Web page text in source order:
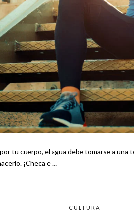
el agua debe tomarse a una temperatura muy
compartimos las 3 buenas razones para hacerlo. ¡Checa e …
CULTURA